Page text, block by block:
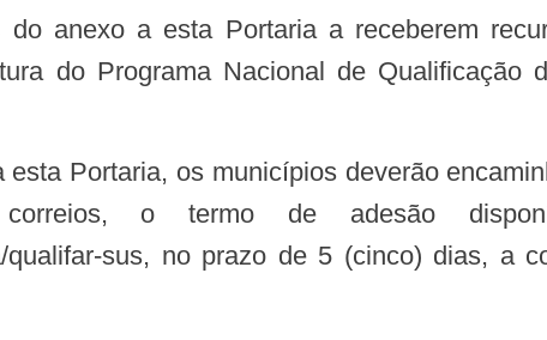
do Programa Nacional de Qualificação
o termo de adesão
qualifar-sus, no prazo de 5 (cinco) dias, a